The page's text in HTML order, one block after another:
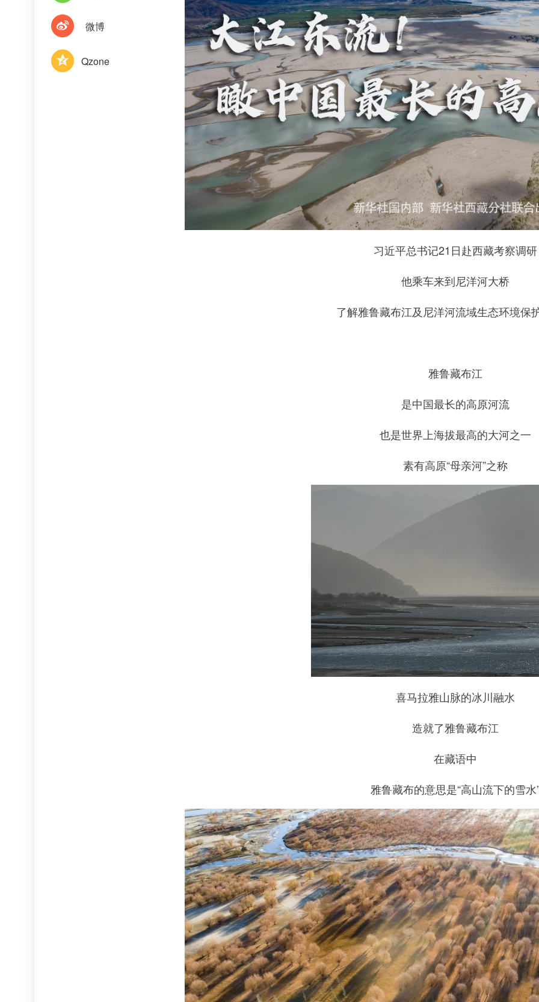
微博
Qzone
习近平总书记21日赴西藏考察调研
他乘车来到尼洋河大桥
了解雅鲁藏布江及尼洋河流域生态环境保
雅鲁藏布江
是中国最长的高原河流
也是世界上海拔最高的大河之一
素有高原“母亲河”之称
喜马拉雅山脉的冰川融水
造就了雅鲁藏布江
在藏语中
雅鲁藏布的意思是“高山流下的雪水